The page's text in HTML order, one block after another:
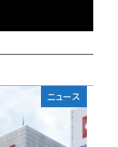
ニュース